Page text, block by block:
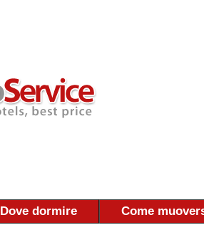
Dove dormire Come